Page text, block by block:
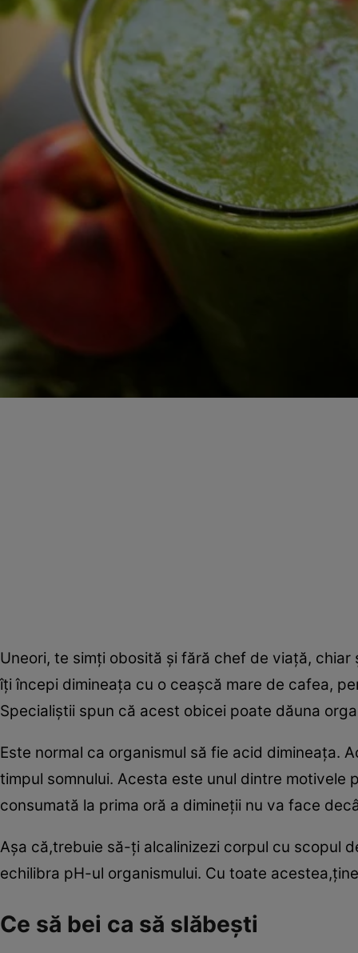
Uneori, te simţi obosită şi fără chef de viaţă,
îţi începi dimineaţa cu o ceaşcă mare de cafea,
Specialiştii spun că acest obicei poate dăuna
Este normal ca organismul să fie acid dimineaţa.
timpul somnului. Acesta este unul dintre
consumată la prima oră a dimineţii nu va face
Aşa că,trebuie să-ţi alcalinizezi corpul cu scopul
echilibra pH-ul organismului. Cu toate
Ce să bei ca să slăbeşti